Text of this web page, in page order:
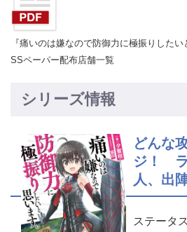
『痛いのは嫌なので防御力に極振りした
SSペーパー配布店舗一覧
シリーズ情報
どんな
ジ！ ラ
人、出
ステータ